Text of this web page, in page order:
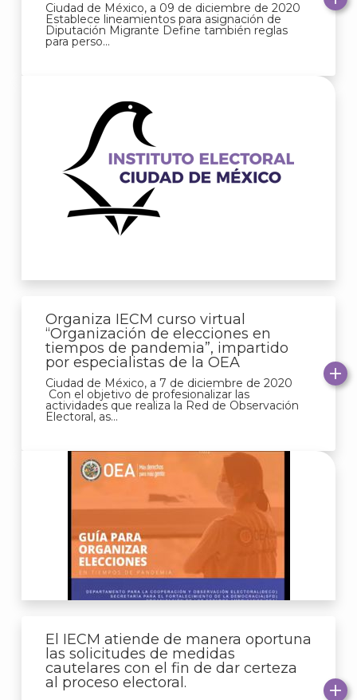
Ciudad de México, a 09 de diciembre de 2020
Establece lineamientos para asignación de
Diputación Migrante Define también reglas
para perso...
Organiza IECM curso virtual
“Organización de elecciones en
tiempos de pandemia”, impartido
por especialistas de la OEA
Ciudad de México, a 7 de diciembre de 2020
Con el objetivo de profesionalizar las
actividades que realiza la Red de Observación
Electoral, as...
El IECM atiende de manera oportuna
las solicitudes de medidas
cautelares con el fin de dar certeza
al proceso electoral.